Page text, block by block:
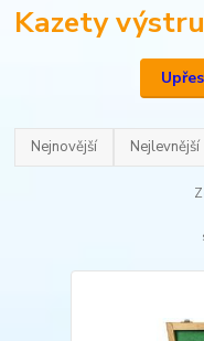
Kazety
Nejnovější Nejlevnější